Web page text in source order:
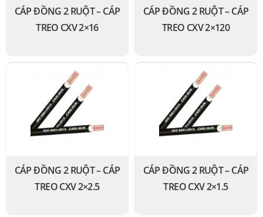
CÁP ĐỒNG 2 RUỘT – CÁP
TREO CXV 2×16
CÁP ĐỒNG 2 RUỘT – CÁP
TREO CXV 2×120
CÁP ĐỒNG 2 RUỘT – CÁP
TREO CXV 2×2.5
CÁP ĐỒNG 2 RUỘT – CÁP
TREO CXV 2×1.5